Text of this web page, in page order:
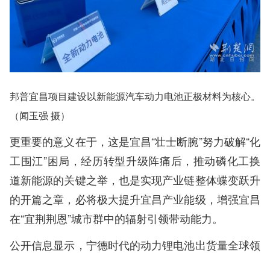
邦普宜昌项目建设以新能源汽车动力电池正极材料为核心。
（闻玉强 摄）
更重要的意义在于，这是宜昌“壮士断腕”努力破解“化
工围江”困局，经历转型升级阵痛后，推动磷化工换
道新能源的关键之举，也是实现产业链整体蝶变跃升
的开篇之章，必将极大提升宜昌产业能级，增强宜昌
在“宜荆荆恩”城市群中的辐射引领带动能力。
公开信息显示，宁德时代的动力锂电池出货量全球领